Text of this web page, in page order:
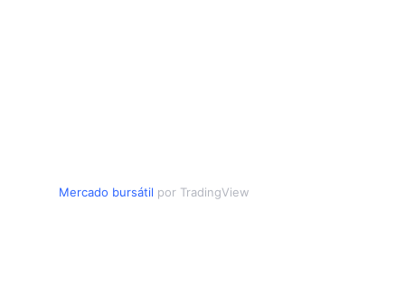
Mercado bursátil por TradingView